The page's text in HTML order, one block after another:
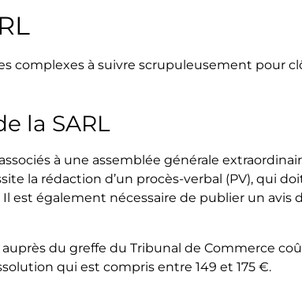
complexes à suivre scrupuleusement pour
la SARL
à une assemblée générale
la rédaction d’un procès-verbal (PV), qui
est également nécessaire de publier un avis
du greffe du Tribunal de Commerce
qui est compris entre 149 et 175 €.